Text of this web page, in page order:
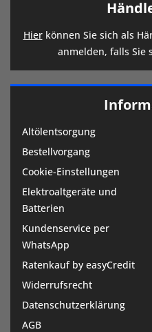
Hierkönnen Sie sich als
anmelden, falls Sie
Altölentsorgung
Bestellvorgang
Cookie-Einstellungen
Elektroaltgeräte und
Batterien
Kundenservice per
WhatsApp
Ratenkauf by easyCredit
Widerrufsrecht
Datenschutzerklärung
AGB